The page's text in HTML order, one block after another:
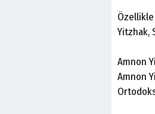
Özellikle
Yitzhak,
Amnon
Amnon